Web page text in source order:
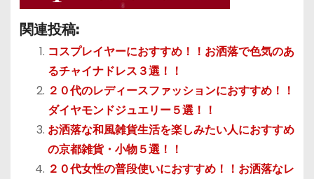
関連投稿:
コスプレイヤーにおすすめ！！お洒落で色気のあ
るチャイナドレス３選！！
２０代のレディースファッションにおすすめ！！
ダイヤモンドジュエリー５選！！
お洒落な和風雑貨生活を楽しみたい人におすすめ
の京都雑貨・小物５選！！
２０代女性の普段使いにおすすめ！！お洒落なレ